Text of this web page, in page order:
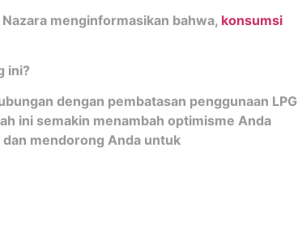
Nazara menginformasikan bahwa, konsumsi
ini?
dengan pembatasan penggunaan LPG
ini semakin menambah optimisme Anda
mendorong Anda untuk